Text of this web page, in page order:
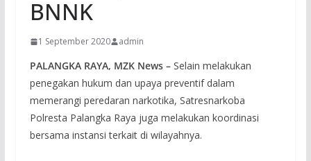
BNNK
1 September 2020 admin
PALANGKA RAYA, MZK News – Selain melakukan
penegakan hukum dan upaya preventif dalam
memerangi peredaran narkotika, Satresnarkoba
Polresta Palangka Raya juga melakukan koordinasi
bersama instansi terkait di wilayahnya.